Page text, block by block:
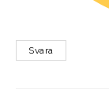
Svara